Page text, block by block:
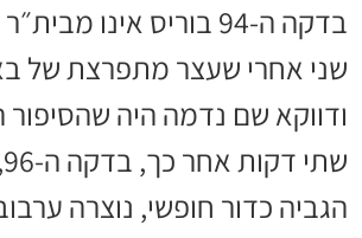
בדקה ה-94 בוריס אינו
שני אחרי שעצר מתפרצת של
ודווקא שם נדמה היה
הגביה כדור חופשי, נוצרה